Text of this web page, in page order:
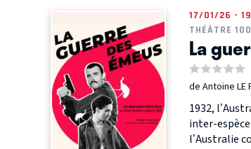
17/01/26 -
THÉÂTRE
La
de Antoine LE
1932,
inter-
l’Australie